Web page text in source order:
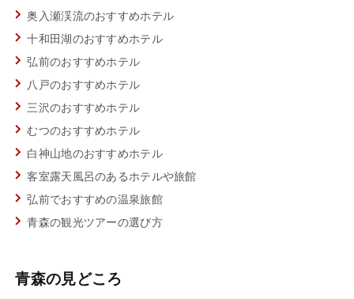
奥入瀬渓流のおすすめホテル
十和田湖のおすすめホテル
弘前のおすすめホテル
八戸のおすすめホテル
三沢のおすすめホテル
むつのおすすめホテル
白神山地のおすすめホテル
客室露天風呂のあるホテルや旅館
弘前でおすすめの温泉旅館
青森の観光ツアーの選び方
青森の見どころ